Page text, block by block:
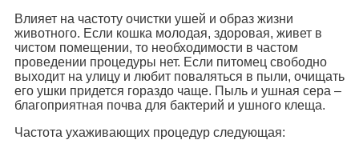
Влияет на частоту очистки ушей и образ жизни
животного. Если кошка молодая, здоровая, живет в
чистом помещении, то необходимости в частом
проведении процедуры нет. Если питомец свободно
выходит на улицу и любит поваляться в пыли, очищать
его ушки придется гораздо чаще. Пыль и ушная сера –
благоприятная почва для бактерий и ушного клеща.
Частота ухаживающих процедур следующая: